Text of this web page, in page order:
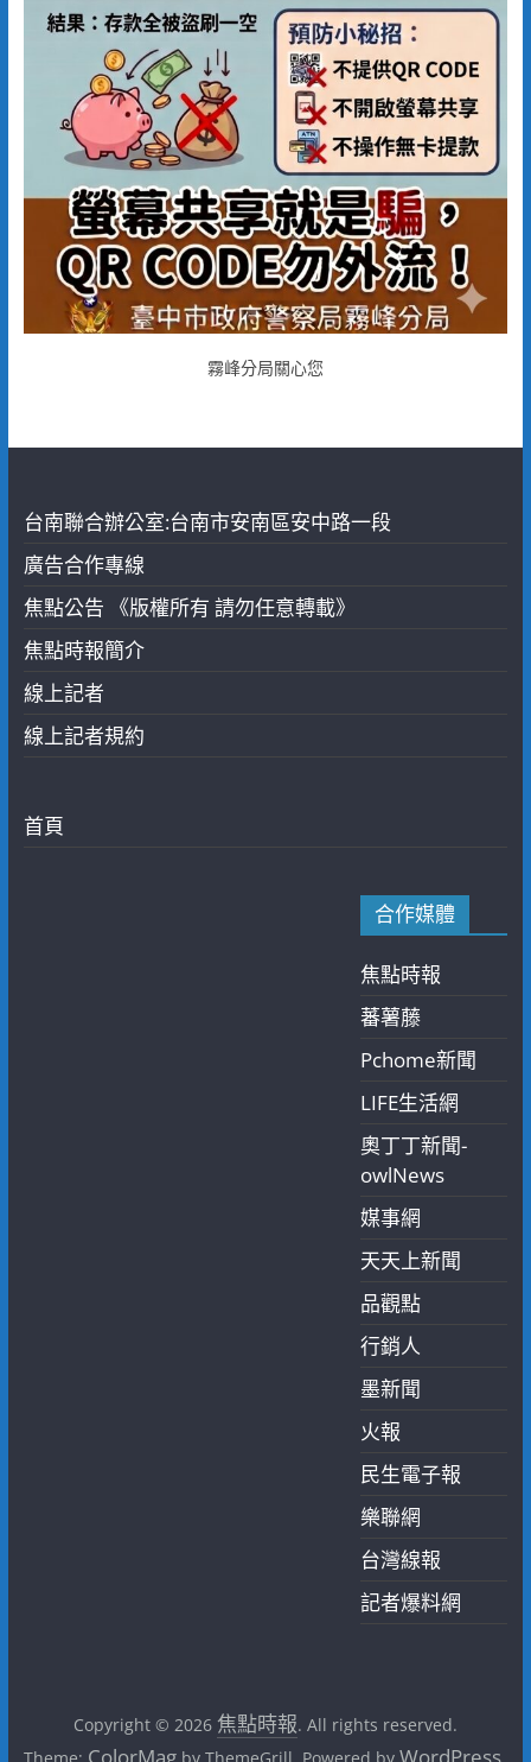
霧峰分局關心您
台南聯合辦公室:台南市安南區安中路一段
廣告合作專線
焦點公告 《版權所有 請勿任意轉載》
焦點時報簡介
線上記者
線上記者規約
首頁
合作媒體
焦點時報
蕃薯藤
Pchome新聞
LIFE生活網
奧丁丁新聞-
owlNews
媒事網
天天上新聞
品觀點
行銷人
墨新聞
火報
民生電子報
樂聯網
台灣線報
記者爆料網
Copyright © 2026 焦點時報. All rights reserved.